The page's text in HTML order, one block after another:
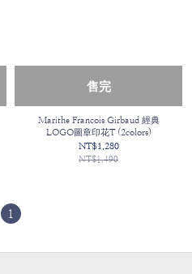
售完
Marithe Francois Girbaud 經典
LOGO圖章印花T (2colors)
NT$1,280
NT$1,490
1